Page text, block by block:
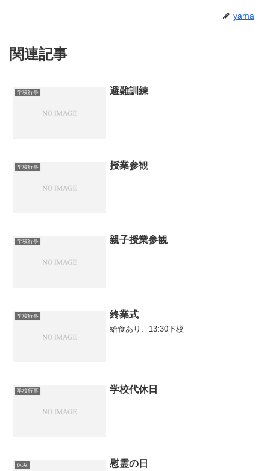
yama
関連記事
学校行事 避難訓練
学校行事 授業参観
学校行事 親子授業参観
学校行事 終業式
給食あり、13:30下校
学校行事 学校代休日
休み 慰霊の日